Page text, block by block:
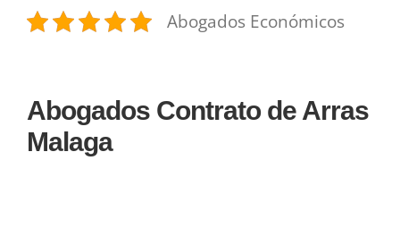
Abogados Económicos
Abogados Contrato de Arras
Malaga